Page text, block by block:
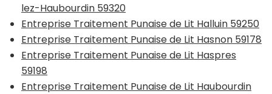
lez-Haubourdin 59320
Entreprise Traitement Punaise de Lit Halluin 59250
Entreprise Traitement Punaise de Lit Hasnon 59178
Entreprise Traitement Punaise de Lit Haspres
59198
Entreprise Traitement Punaise de Lit Haubourdin